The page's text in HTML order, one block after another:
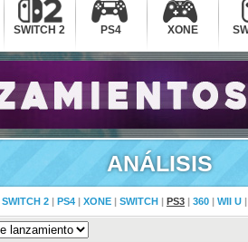
SWITCH 2 PS4 XONE
ANÁLISIS
SWITCH 2 | PS4 | XONE | SWITCH | PS3 | 360 | WII U